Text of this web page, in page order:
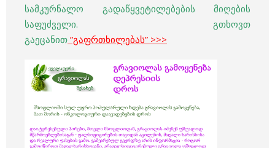
სამკურნალო გადაწყვეტილებების მიღების
საფუძველი. გთხოვთ
გაეცანით ”გაფრთხილებას” >>>